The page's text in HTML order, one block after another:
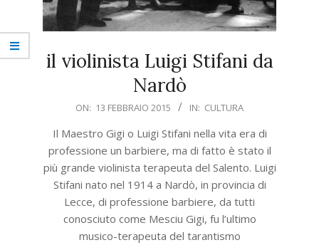
il violinista Luigi Stifani da
Nardò
13
ON: 13 FEBBRAIO 2015 IN: CULTURA
Il Maestro Gigi o Luigi Stifani nella vita era di
professione un barbiere, ma di fatto è stato il
più grande violinista terapeuta del Salento. Luigi
Stifani nato nel 1914 a Nardò, in provincia di
Lecce, di professione barbiere, da tutti
conosciuto come Mesciu Gigi, fu l’ultimo
musico-terapeuta del tarantismo